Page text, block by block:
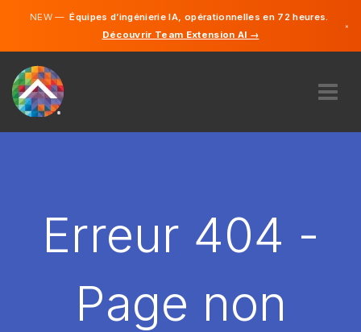
NEW —Équipes d’ingénierie IA, opérationnelles en 72 heures.
Découvrir Team Extension AI →
×
DÉMARRER
Erreur 404 -
Page non